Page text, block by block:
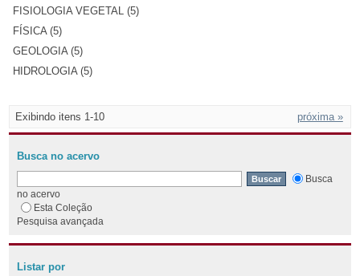
FISIOLOGIA VEGETAL (5)
FÍSICA (5)
GEOLOGIA (5)
HIDROLOGIA (5)
Exibindo itens 1-10 próxima »
Busca no acervo
Busca
no acervo
Esta Coleção
Pesquisa avançada
Listar por